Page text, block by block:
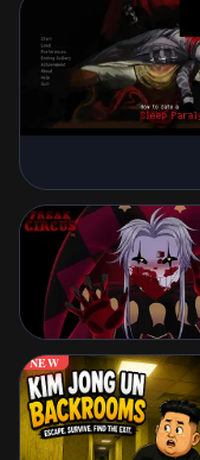
NEW